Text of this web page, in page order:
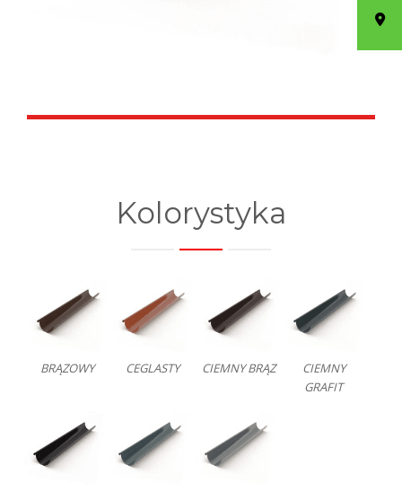
Kolorystyka
BRĄZOWY CEGLASTY CIEMNY BRĄZ
CIEMNY
GRAFIT